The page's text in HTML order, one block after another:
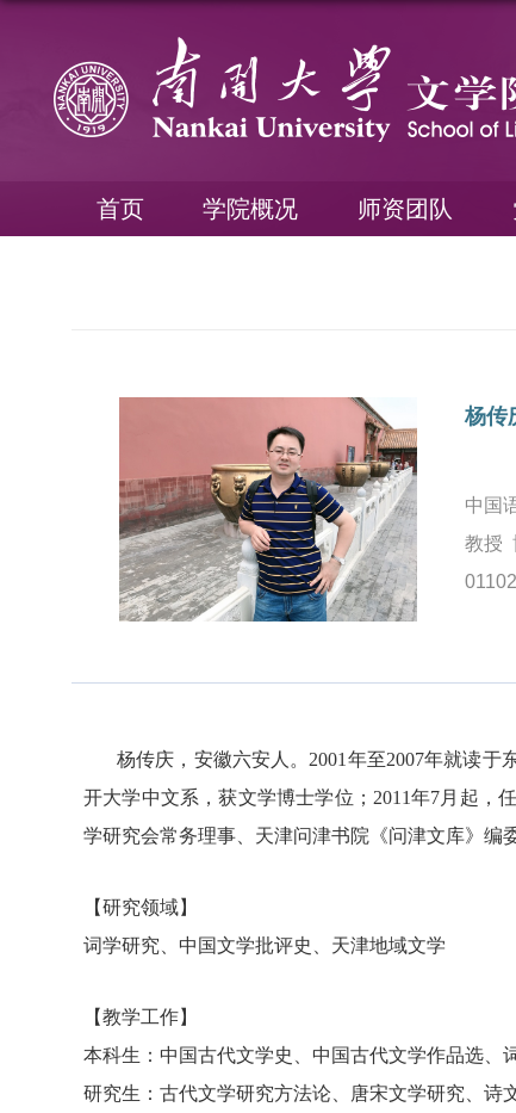
首页 学院概况 师资团队
杨传
中国
教授
杨传庆，安徽六安人。 2001年至2007年就读于
开大学中文系，获文学博士学位；2011年7月起，
学研究会常务理事、天津问津书院《问津文库》编
【研究领域】
词学研究
中国文学批评史 天津地域文学
【教学工作】
本科生： 中国古代文学史 中国古代文学作品选
研究生：古代文学研究方法论、唐宋文学研究、诗